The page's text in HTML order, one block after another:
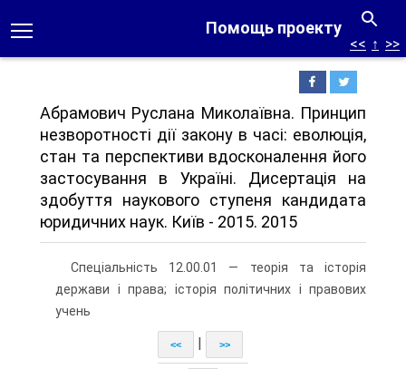
Помощь проекту
<< ↑ >>
Абрамович Руслана Миколаївна. Принцип
незворотності дії закону в часі: еволюція,
стан та перспективи вдосконалення його
застосування в Україні. Дисертація на
здобуття наукового ступеня кандидата
юридичних наук. Київ - 2015. 2015
Спеціальність 12.00.01 — теорія та історія
держави і права; історія політичних і правових
учень
<< >>